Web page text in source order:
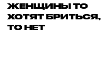
ЖЕНЩИНЫ ТО
ХОТЯТ БРИТЬСЯ,
ТО НЕТ